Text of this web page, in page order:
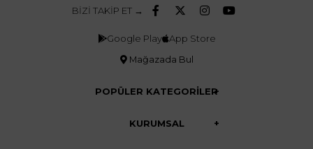
BİZİ TAKİP ET →
Google Play App Store
Mağazada Bul
POPÜLER KATEGORİLER
KURUMSAL